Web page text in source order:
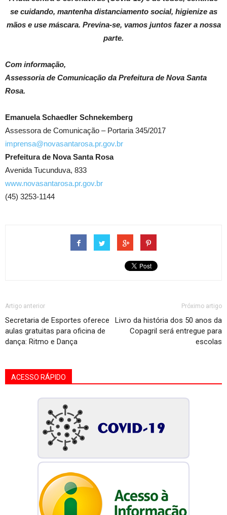
se cuidando, mantenha distanciamento social, higienize as
mãos e use máscara. Previna-se, vamos juntos fazer a nossa
parte.
Com informação,
Assessoria de Comunicação da Prefeitura de Nova Santa
Rosa.
Emanuela Schaedler Schnekemberg
Assessora de Comunicação – Portaria 345/2017
imprensa@novasantarosa.pr.gov.br
Prefeitura de Nova Santa Rosa
Avenida Tucunduva, 833
www.novasantarosa.pr.gov.br
(45) 3253-1144
Artigo anterior
Secretaria de Esportes oferece
aulas gratuitas para oficina de
dança: Ritmo e Dança
Próximo artigo
Livro da história dos 50 anos da
Copagril será entregue para
escolas
ACESSO RÁPIDO